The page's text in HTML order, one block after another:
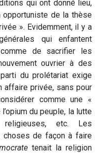
qui ont donné lieu,
opportuniste de la thèse
». Evidemment, il y a
qui enfantent
comme de sacrifier les
ouvrier à des
du prolétariat exige
affaire privée, sans pour
comme une «
du peuple, la lutte
etc. Les
choses de façon à faire
tenait la religion